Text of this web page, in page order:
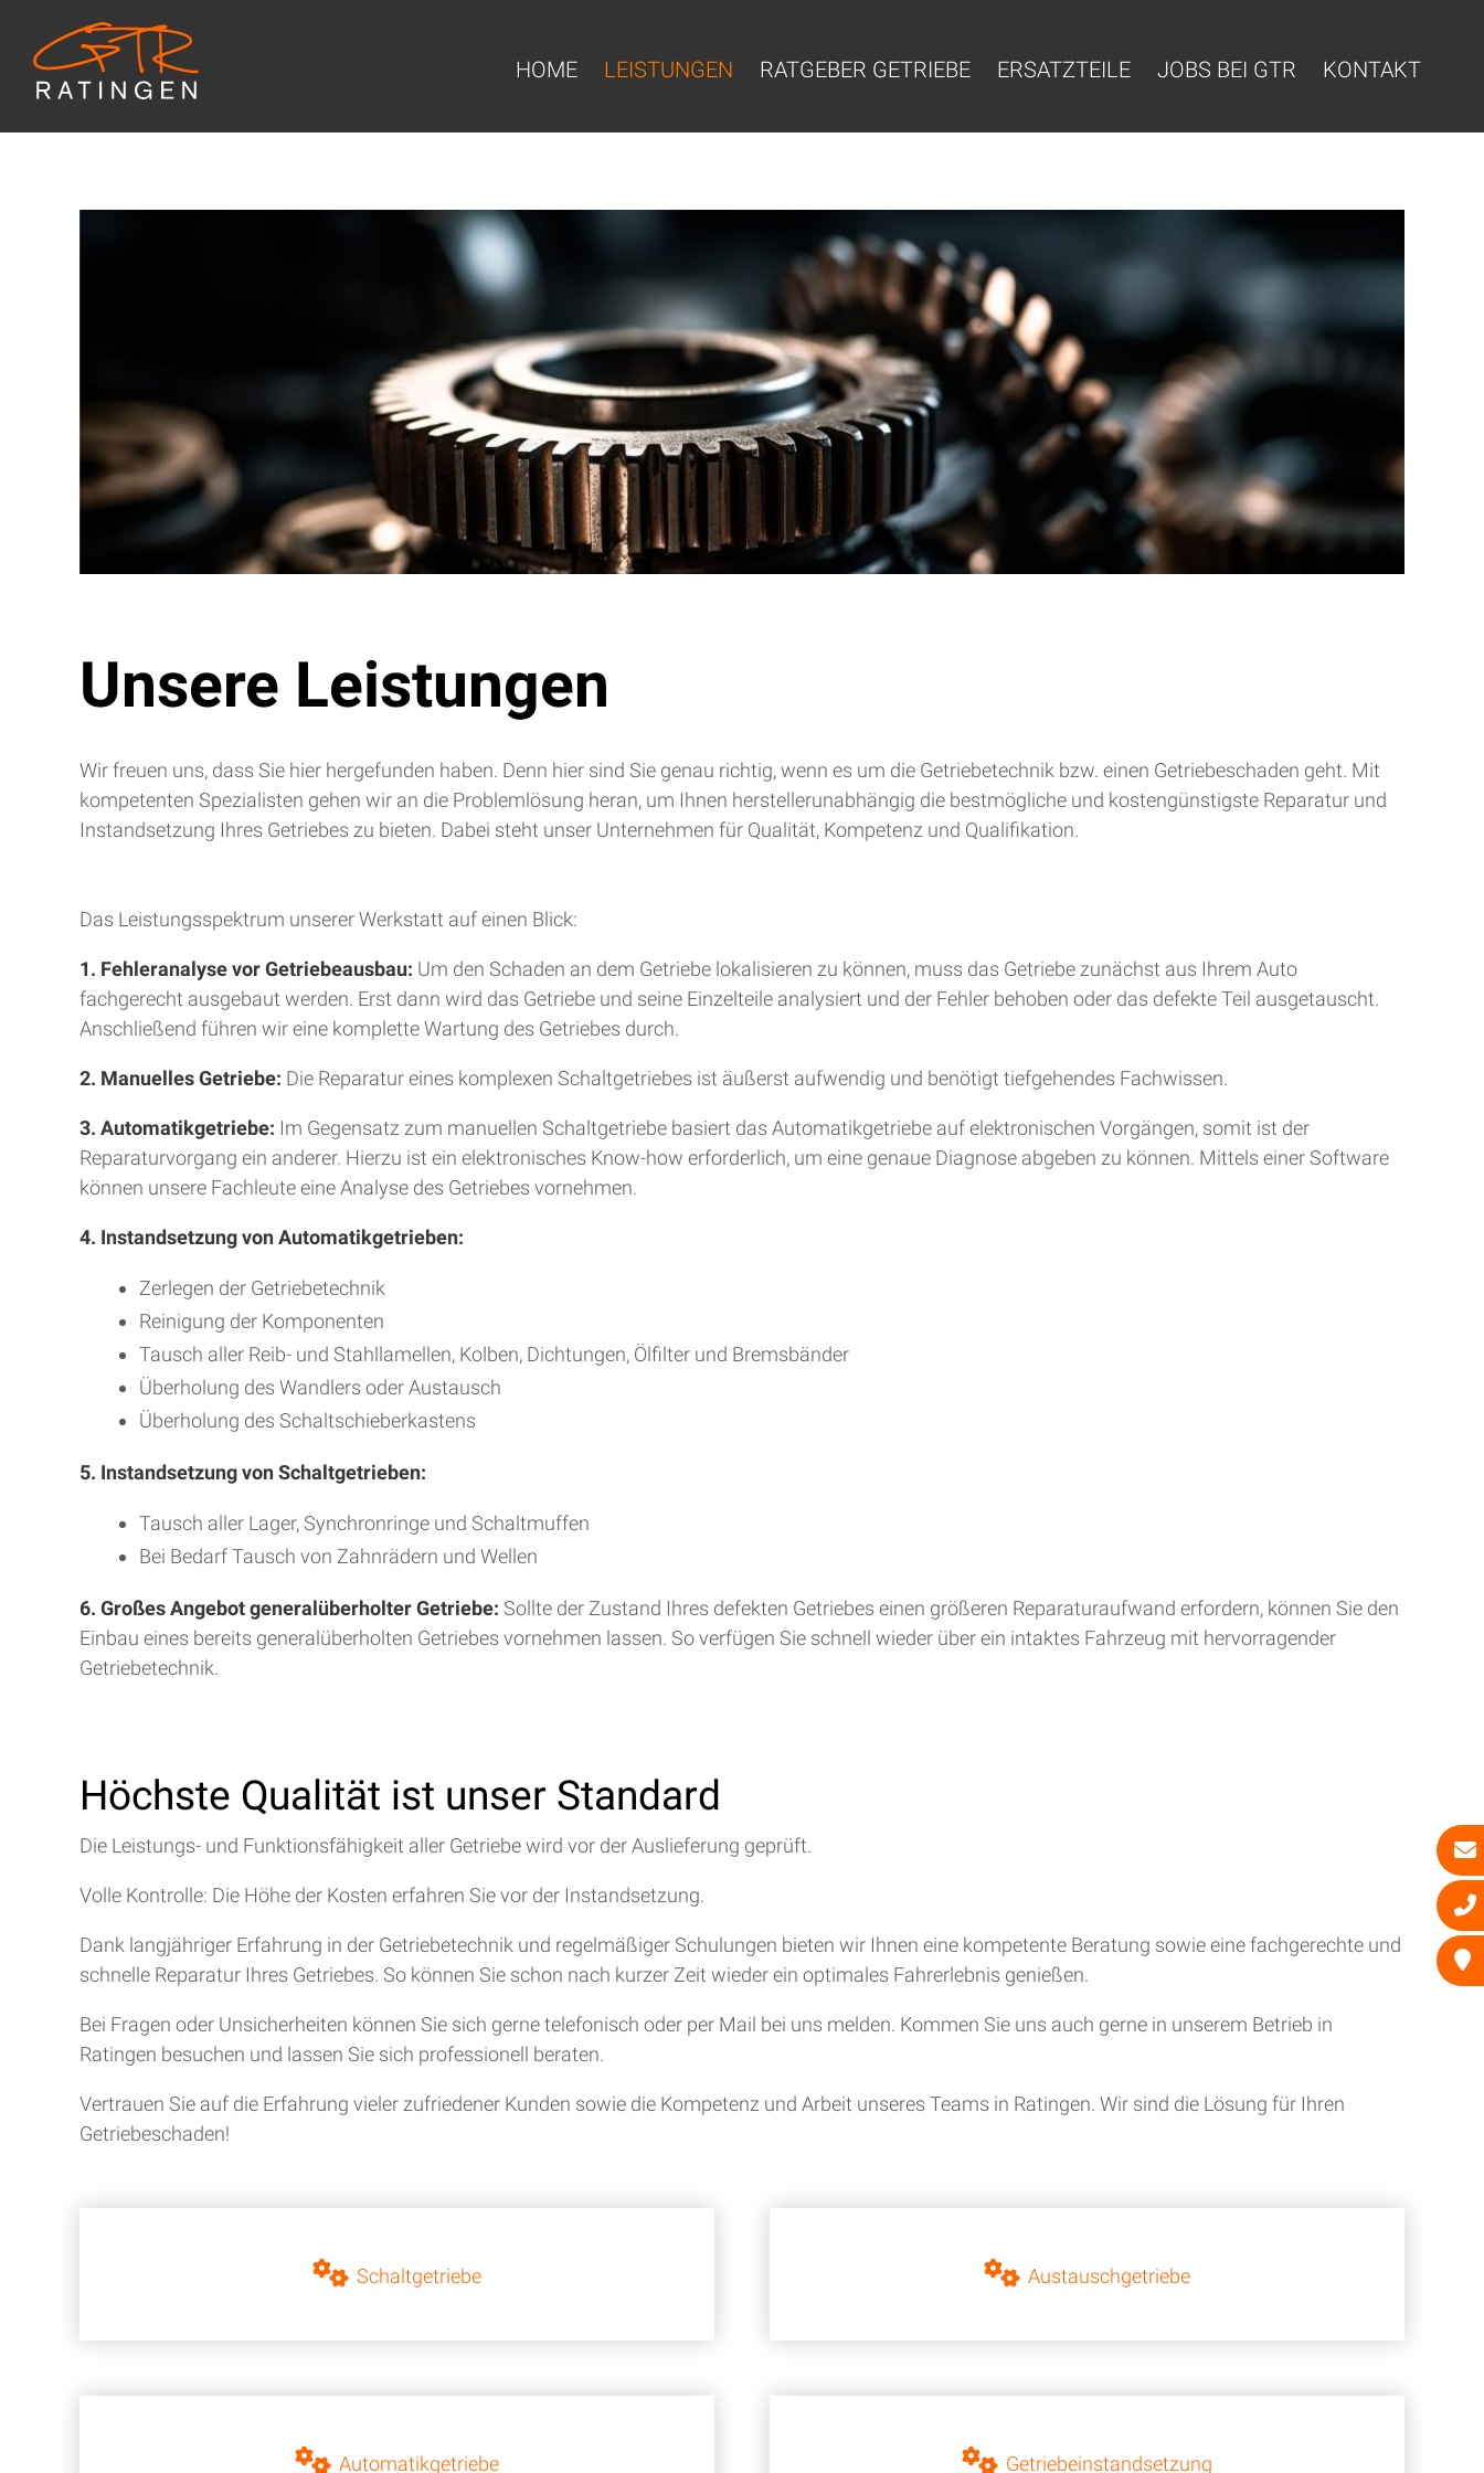
HOME LEISTUNGEN RATGEBER GETRIEBE ERSATZTEILE JOBS BEI GTR KONTAKT
Unsere Leistungen
Wir freuen uns, dass Sie hier hergefunden haben. Denn hier sind Sie genau richtig, wenn es um die Getriebetechnik bzw. einen Getriebeschaden geht. Mit
kompetenten Spezialisten gehen wir an die Problemlösung heran, um Ihnen herstellerunabhängig die bestmögliche und kostengünstigste Reparatur und
Instandsetzung Ihres Getriebes zu bieten. Dabei steht unser Unternehmen für Qualität, Kompetenz und Qualifikation.
Das Leistungsspektrum unserer Werkstatt auf einen Blick:
1. Fehleranalyse vor Getriebeausbau: Um den Schaden an dem Getriebe lokalisieren zu können, muss das Getriebe zunächst aus Ihrem Auto
fachgerecht ausgebaut werden. Erst dann wird das Getriebe und seine Einzelteile analysiert und der Fehler behoben oder das defekte Teil ausgetauscht.
Anschließend führen wir eine komplette Wartung des Getriebes durch.
2. Manuelles Getriebe: Die Reparatur eines komplexen Schaltgetriebes ist äußerst aufwendig und benötigt tiefgehendes Fachwissen.
3. Automatikgetriebe: Im Gegensatz zum manuellen Schaltgetriebe basiert das Automatikgetriebe auf elektronischen Vorgängen, somit ist der
Reparaturvorgang ein anderer. Hierzu ist ein elektronisches Know-how erforderlich, um eine genaue Diagnose abgeben zu können. Mittels einer Software
können unsere Fachleute eine Analyse des Getriebes vornehmen.
4. Instandsetzung von Automatikgetrieben:
Zerlegen der Getriebetechnik
Reinigung der Komponenten
Tausch aller Reib- und Stahllamellen, Kolben, Dichtungen, Ölfilter und Bremsbänder
Überholung des Wandlers oder Austausch
Überholung des Schaltschieberkastens
5. Instandsetzung von Schaltgetrieben:
Tausch aller Lager, Synchronringe und Schaltmuffen
Bei Bedarf Tausch von Zahnrädern und Wellen
6. Großes Angebot generalüberholter Getriebe: Sollte der Zustand Ihres defekten Getriebes einen größeren Reparaturaufwand erfordern, können Sie den
Einbau eines bereits generalüberholten Getriebes vornehmen lassen. So verfügen Sie schnell wieder über ein intaktes Fahrzeug mit hervorragender
Getriebetechnik.
Höchste Qualität ist unser Standard
Die Leistungs- und Funktionsfähigkeit aller Getriebe wird vor der Auslieferung geprüft.
Volle Kontrolle: Die Höhe der Kosten erfahren Sie vor der Instandsetzung.
Dank langjähriger Erfahrung in der Getriebetechnik und regelmäßiger Schulungen bieten wir Ihnen eine kompetente Beratung sowie eine fachgerechte und
schnelle Reparatur Ihres Getriebes. So können Sie schon nach kurzer Zeit wieder ein optimales Fahrerlebnis genießen.
Bei Fragen oder Unsicherheiten können Sie sich gerne telefonisch oder per Mail bei uns melden. Kommen Sie uns auch gerne in unserem Betrieb in
Ratingen besuchen und lassen Sie sich professionell beraten.
Vertrauen Sie auf die Erfahrung vieler zufriedener Kunden sowie die Kompetenz und Arbeit unseres Teams in Ratingen. Wir sind die Lösung für Ihren
Getriebeschaden!
Schaltgetriebe Austauschgetriebe
Automatikgetriebe Getriebeinstandsetzung